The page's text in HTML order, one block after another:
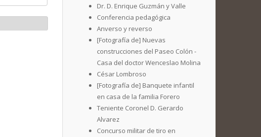
Dr. D. Enrique Guzmán y Valle
Conferencia pedagógica
Anverso y reverso
[Fotografía de] Nuevas
construcciones del Paseo Colón -
Casa del doctor Wenceslao Molina
César Lombroso
[Fotografía de] Banquete infantil
en casa de la familia Forero
Teniente Coronel D. Gerardo
Alvarez
Concurso militar de tiro en